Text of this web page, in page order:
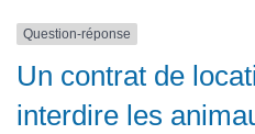
Question-réponse
Un contrat de
interdire les